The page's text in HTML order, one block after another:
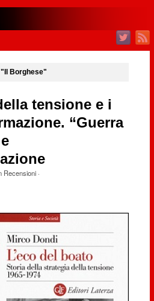
"Il Borghese"
tensione e i
“Guerra
Recensioni·